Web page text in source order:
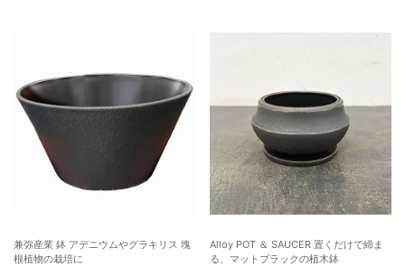
兼弥産業 鉢 アデニウムやグラキリス 塊
根植物の栽培に
Alloy POT ＆ SAUCER 置くだけで締ま
る、マットブラックの植木鉢